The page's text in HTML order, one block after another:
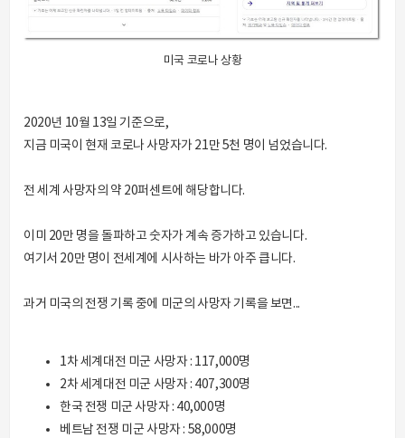
미국 코로나 상황
2020년 10월 13일 기준으로,
지금 미국이 현재 코로나 사망자가 21만 5천 명이 넘었습니다.
전 세계 사망자의 약 20퍼센트에 해당합니다.
이미 20만 명을 돌파하고 숫자가 계속 증가하고 있습니다.
여기서 20만 명이 전세계에 시사하는 바가 아주 큽니다.
과거 미국의 전쟁 기록 중에 미군의 사망자 기록을 보면...
1차 세계대전 미군 사망자 : 117,000명
2차 세계대전 미군 사망자 : 407,300명
한국 전쟁 미군 사망자 : 40,000명
베트남 전쟁 미군 사망자 : 58,000명